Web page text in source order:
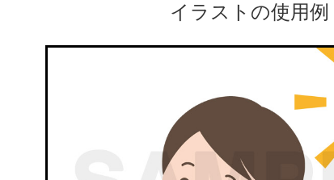
イラストの使用例